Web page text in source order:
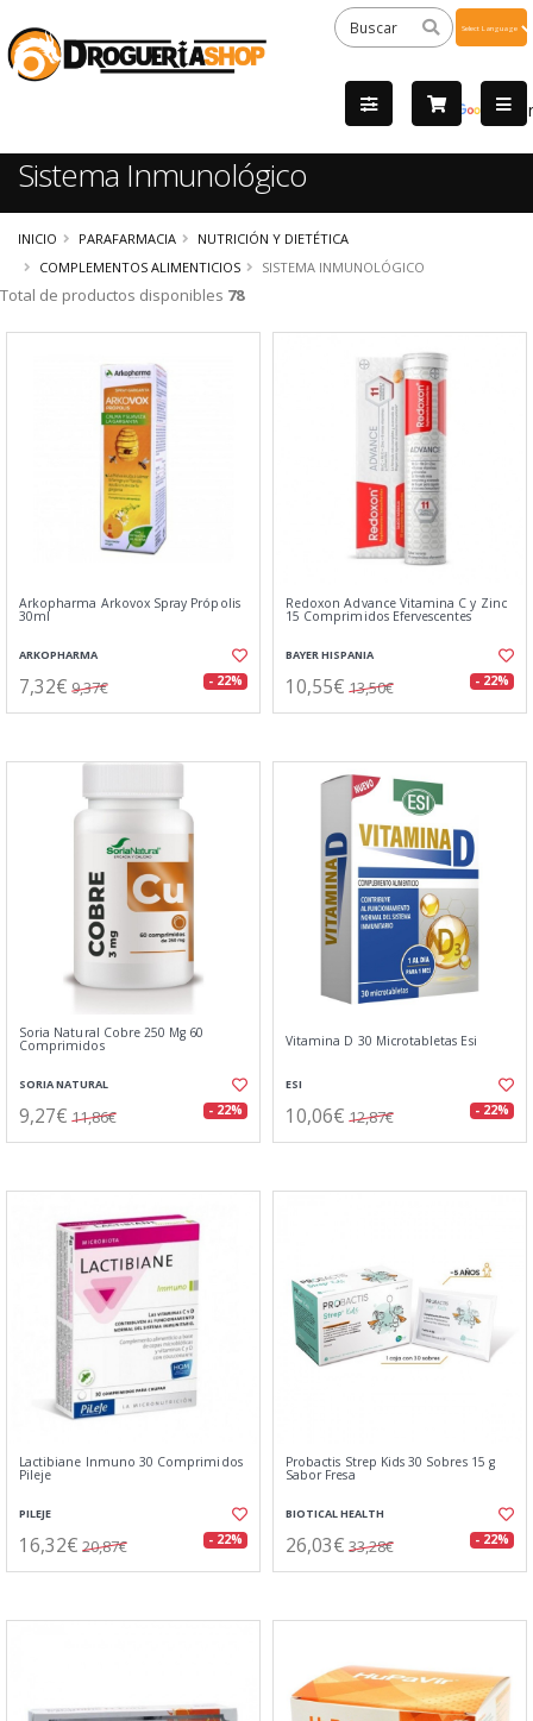
by
Sistema Inmunológico
INICIO PARAFARMACIA
NUTRICIÓN Y DIETÉTICA
COMPLEMENTOS ALIMENTICIOS
SISTEMA INMUNOLÓGICO
Total de productos disponibles 78
Arkopharma Arkovox Spray Própolis
30ml
ARKOPHARMA
7,32€ 9,37€ - 22%
Redoxon Advance Vitamina C y Zinc
15 Comprimidos Efervescentes
BAYER HISPANIA
10,55€ 13,50€ - 22%
Soria Natural Cobre 250 Mg 60
Comprimidos
SORIA NATURAL
9,27€ 11,86€ - 22%
Vitamina D 30 Microtabletas Esi
ESI
10,06€ 12,87€ - 22%
Lactibiane Inmuno 30 Comprimidos
Pileje
PILEJE
16,32€ 20,87€ - 22%
Probactis Strep Kids 30 Sobres 15 g
Sabor Fresa
BIOTICAL HEALTH
26,03€ 33,28€ - 22%